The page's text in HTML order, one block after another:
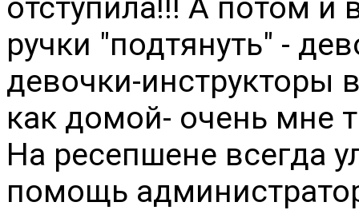
отступила!!! А потом и
ручки "подтянуть" -
девочки-инструкторы
как домой- очень мне
На ресепшене всегда
помощь